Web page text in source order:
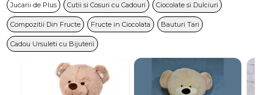
Jucarii de Plus Cutii si Cosuri cu Cadouri Ciocolate si Dulciuri
Compozitii Din Fructe Fructe in Ciocolata Bauturi Tari
Cadou Ursuleti cu Bijuterii